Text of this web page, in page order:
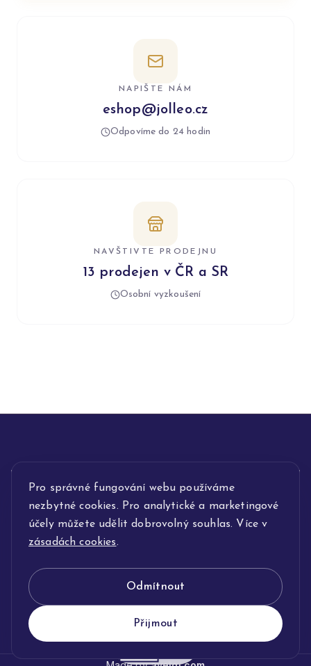
Pro správné fungování webu používáme
nezbytné cookies. Pro analytické a marketingové
účely můžete udělit dobrovolný souhlas. Více v
zásadách cookies.
Odmítnout
Přijmout
NAPIŠTE NÁM
eshop@jolleo.cz
Odpovíme do 24 hodin
NAVŠTIVTE PRODEJNU
13 prodejen v ČR a SR
Osobní vyzkoušení
INFORMACE
POPIS SLUŽEB
KLENOTNICTVÍ JOLLEO